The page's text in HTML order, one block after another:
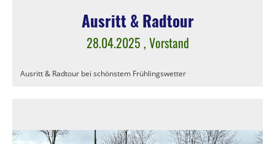
Ausritt & Radtour
28.04.2025 , Vorstand
Ausritt & Radtour bei schönstem Frühlingswetter